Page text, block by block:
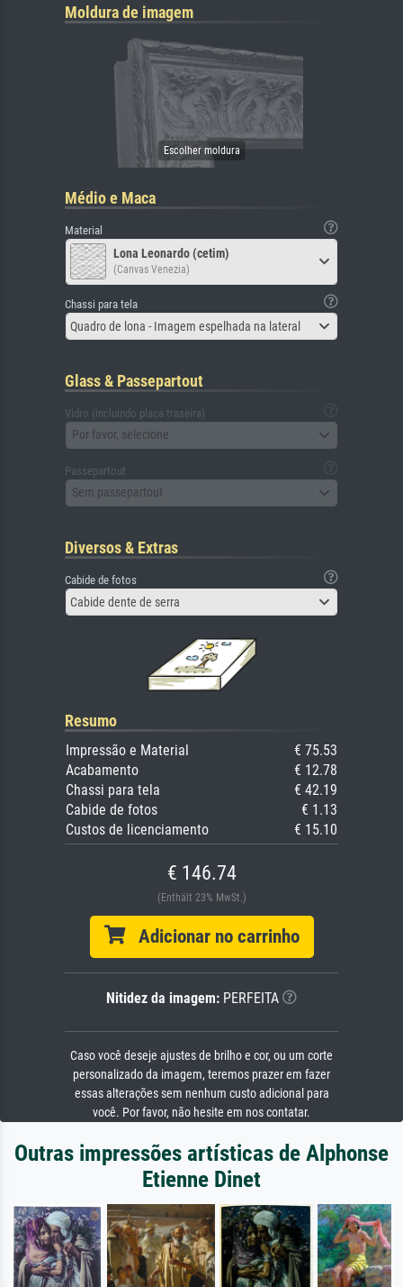
Moldura de imagem
Médio e Maca
Material
Lona Leonardo (cetim)
(Canvas Venezia)
Chassi para tela
Quadro de lona - Imagem espelhada na lateral
Glass & Passepartout
Vidro (incluindo placa traseira)
Por favor, selecione
Passepartout
Sem passepartout
Diversos & Extras
Cabide de fotos
Cabide dente de serra
Resumo
Impressão e Material
€ 75.53
Acabamento
€ 12.78
Chassi para tela
€ 42.19
Cabide de fotos
€ 1.13
Custos de licenciamento
€ 15.10
€ 146.74
(Enthält 23% MwSt.)
Adicionar no carrinho
Nitidez da imagem: PERFEITA
Caso você deseje ajustes de brilho e cor, ou um corte
personalizado da imagem, teremos prazer em fazer
essas alterações sem nenhum custo adicional para
você. Por favor, não hesite em nos contatar.
Outras impressões artísticas de Alphonse
Etienne Dinet